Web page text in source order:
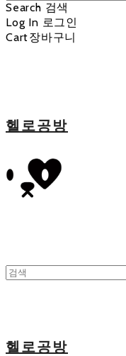
Search 검색
Log In 로그인
Cart장바구니
헬로공방
헬로공방